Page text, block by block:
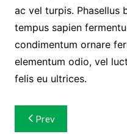
ac vel turpis. Phasellus
tempus sapien
condimentum ornare
elementum odio, vel
felis eu ultrices.
Navigasi
Prev